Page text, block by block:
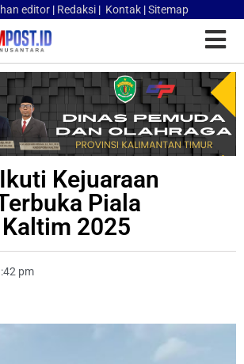
editor | Redaksi | Kontak |Sitemap
Kejuaraan
Piala
2025
pm